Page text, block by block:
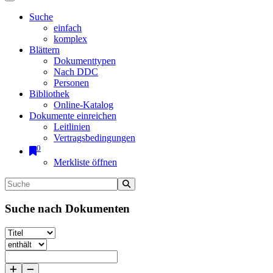
Suche
einfach
komplex
Blättern
Dokumenttypen
Nach DDC
Personen
Bibliothek
Online-Katalog
Dokumente einreichen
Leitlinien
Vertragsbedingungen
0
Merkliste öffnen
Suche nach Dokumenten